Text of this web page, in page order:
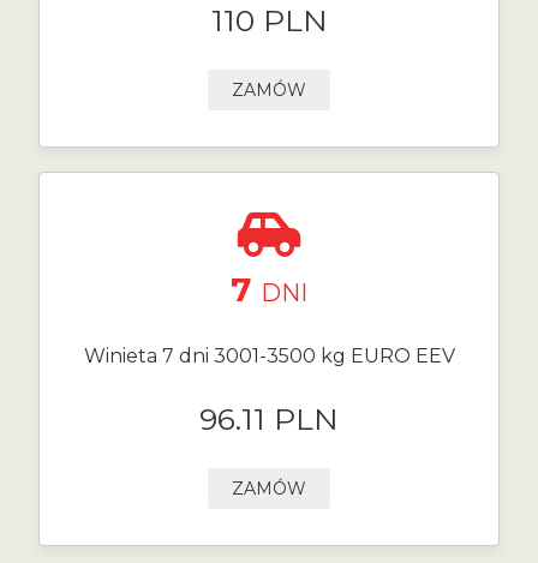
110 PLN
ZAMÓW
7 DNI
Winieta 7 dni 3001-3500 kg EURO EEV
96.11 PLN
ZAMÓW